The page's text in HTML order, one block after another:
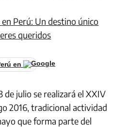
Perú: Un destino único
queridos
en
de julio se realizará el XXIV
2016, tradicional actividad
que forma parte del